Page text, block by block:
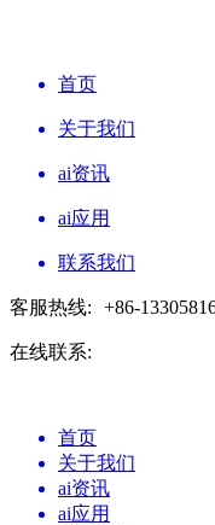
首页
关于我们
ai资讯
ai应用
联系我们
客服热线: +86-
在线联系:
首页
关于我们
ai资讯
ai应用